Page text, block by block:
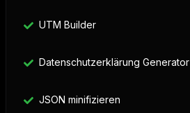
UTM Builder
Datenschutzerklärung Generator
JSON minifizieren